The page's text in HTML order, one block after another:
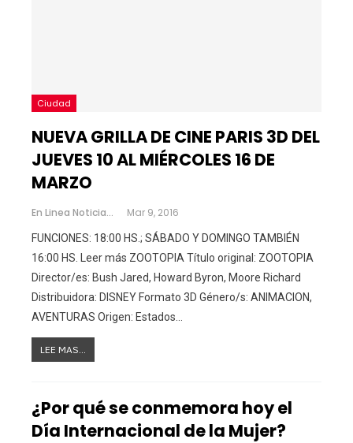
Ciudad
NUEVA GRILLA DE CINE PARIS 3D DEL
JUEVES 10 AL MIÉRCOLES 16 DE
MARZO
En Linea Noticias Mar 9, 2016
FUNCIONES: 18:00 HS.; SÁBADO Y DOMINGO TAMBIÉN
16:00 HS. Leer más ZOOTOPIA Título original: ZOOTOPIA
Director/es: Bush Jared, Howard Byron, Moore Richard
Distribuidora: DISNEY Formato 3D Género/s: ANIMACION,
AVENTURAS Origen: Estados…
LEE MAS...
¿Por qué se conmemora hoy el
Día Internacional de la Mujer?